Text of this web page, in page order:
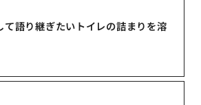
て語り継ぎたいトイレの詰まりを溶